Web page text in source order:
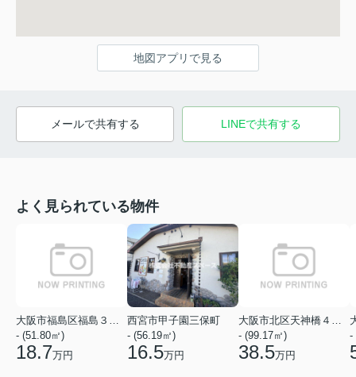
地図アプリで見る
メールで共有する LINEで共有する
よく見られている物件
- (51.80㎡)
18.7万円
西宮市甲子園三保町
- (56.19㎡)
16.5万円
- (99.17㎡)
38.5万円
-